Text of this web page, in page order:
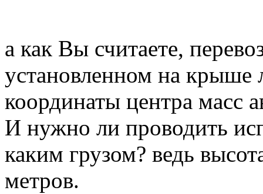
а как Вы считаете,
установленном на крыше
координаты центра масс
И нужно ли проводить
каким грузом? ведь
метров.